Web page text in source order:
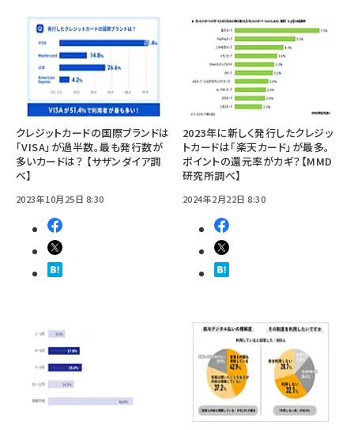
クレジットカードの国際ブランドは
「VISA」が過半数。最も発行数が
多いカードは？ 【サザンダイア調
べ】
2023年10月25日 8:30
2023年に新しく発行したクレジッ
トカードは「楽天カード」が最多。
ポイントの還元率がカギ？【MMD
研究所調べ】
2024年2月22日 8:30